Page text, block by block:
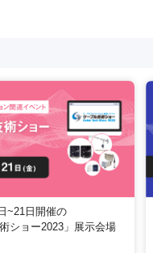
~21日開催の
ショー2023」展示会場